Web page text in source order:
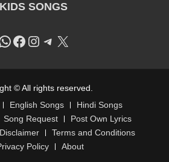
KIDS SONGS
Facebook
Instagram
Telegram
X
© All rights reserved.
English Songs
Hindi Songs
Song Request
Post Own Lyrics
Disclaimer
Terms and Conditions
Policy
About